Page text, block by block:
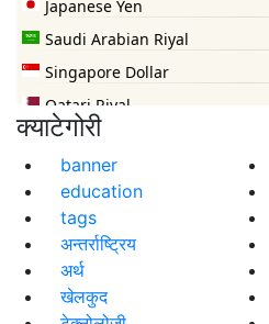
क्याटेगोरी
banner
education
tags
अन्तर्राष्ट्रिय
अर्थ
खेलकुद